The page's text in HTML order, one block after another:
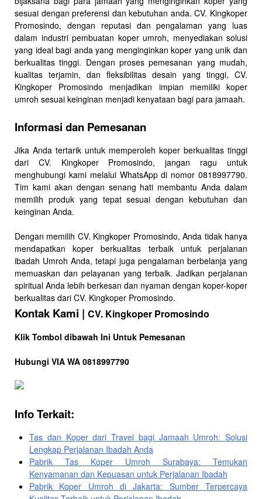
sesuai dengan preferensi dan kebutuhan anda. CV. Kingkoper
Promosindo, dengan reputasi dan pengalaman yang luas
dalam industri pembuatan koper umroh, menyediakan solusi
yang ideal bagi anda yang menginginkan koper yang unik dan
berkualitas tinggi. Dengan proses pemesanan yang mudah,
kualitas terjamin, dan fleksibilitas desain yang tinggi, CV.
Kingkoper Promosindo menjadikan impian memiliki koper
umroh sesuai keinginan menjadi kenyataan bagi para jamaah.
Informasi dan Pemesanan
Jika Anda tertarik untuk memperoleh koper berkualitas tinggi
dari CV. Kingkoper Promosindo, jangan ragu untuk
menghubungi kami melalui WhatsApp di nomor 0818997790.
Tim kami akan dengan senang hati membantu Anda dalam
memilih produk yang tepat sesuai dengan kebutuhan dan
keinginan Anda.
Dengan memilih CV. Kingkoper Promosindo, Anda tidak hanya
mendapatkan koper berkualitas terbaik untuk perjalanan
ibadah Umroh Anda, tetapi juga pengalaman berbelanja yang
memuaskan dan pelayanan yang terbaik. Jadikan perjalanan
spiritual Anda lebih berkesan dan nyaman dengan koper-koper
berkualitas dari CV. Kingkoper Promosindo.
Kontak Kami | CV. Kingkoper Promosindo
Klik Tombol dibawah Ini Untuk Pemesanan
Hubungi VIA WA 0818997790
Info Terkait:
Tas dan Koper dari Travel bagi Jamaah Umroh: Solusi
Lengkap Perjalanan Ibadah Anda
Pabrik Tas Koper Umroh Surabaya: Temukan
Kenyamanan dan Kepuasan untuk Perjalanan Ibadah
Pabrik Koper Umroh di Jakarta: Sumber Terpercaya